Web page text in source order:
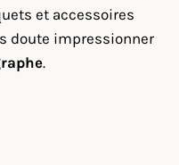
et accessoires
doute impressionner
.